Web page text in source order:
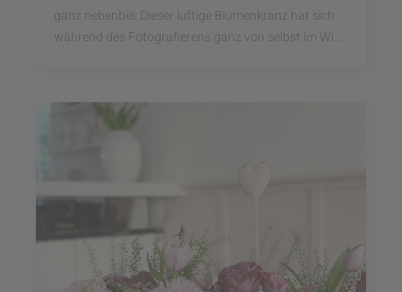
ganz nebenbei: Dieser luftige Blumenkranz hat sich
während des Fotografierens ganz von selbst im Wind